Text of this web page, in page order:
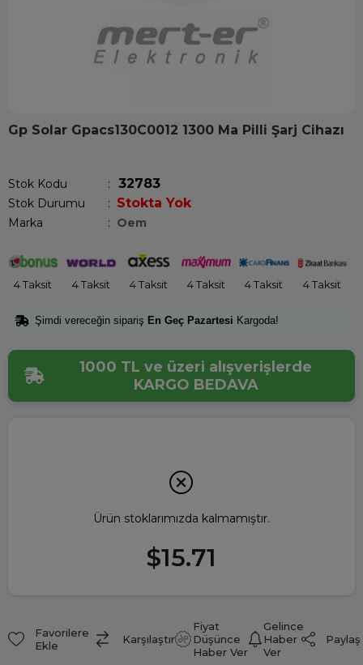
Gp Solar Gpacs130C0012 1300 Ma Pilli Şarj Cihazı
Son 12 saatte 12
Stok Kodu 32783
Stok Durumu : Stokta Yok
Marka : Oem
4 Taksit 4 Taksit 4 Taksit 4 Taksit 4 Taksit 4 Taksit
Şimdi vereceğin sipariş En Geç Pazartesi Kargoda!
1000 TL ve üzeri alışverişlerde
KARGO BEDAVA
Ürün stoklarımızda kalmamıştır.
$15.71
Favorilere
Ekle
Karşılaştır
Fiyat
Düşünce
Haber Ver
Gelince
Haber
Ver
Paylaş